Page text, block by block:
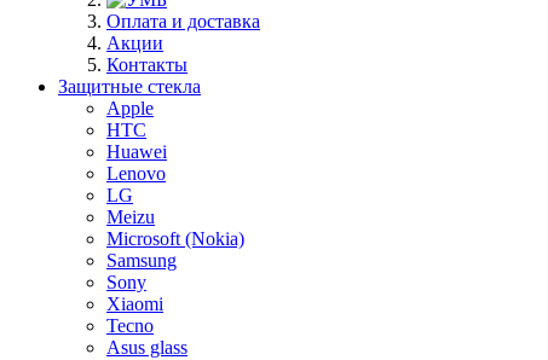
Оплата и доставка
Акции
Контакты
Защитные стекла
Apple
HTC
Huawei
Lenovo
LG
Meizu
Microsoft (Nokia)
Samsung
Sony
Xiaomi
Tecno
Asus glass